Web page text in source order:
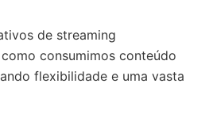
de streaming
consumimos conteúdo
flexibilidade e uma vasta